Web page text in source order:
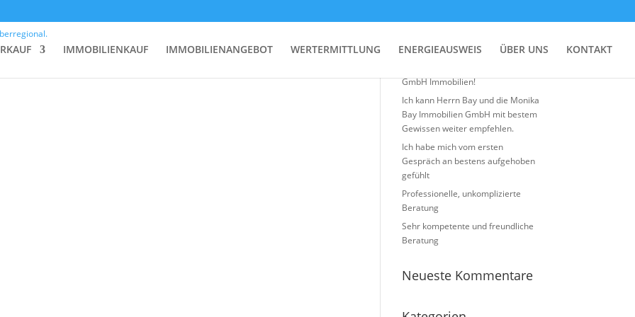
IMMOBILIENKAUF IMMOBILIENANGEBOT WERTERMITTLUNG ENERGIEAUSWEIS ÜBER UNS KONTAKT
Neueste Beiträge
GmbH Immobilien!
Ich kann Herrn Bay und die Monika
Bay Immobilien GmbH mit bestem
Gewissen weiter empfehlen.
Ich habe mich vom ersten
Gespräch an bestens aufgehoben
gefühlt
Professionelle, unkomplizierte
Beratung
Sehr kompetente und freundliche
Beratung
Neueste Kommentare